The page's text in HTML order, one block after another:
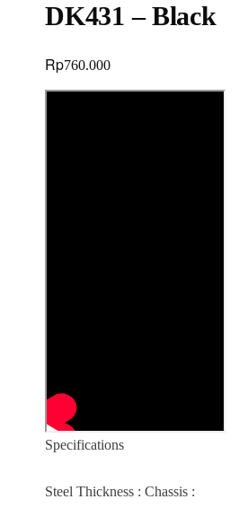
DK431 – Black
Rp760.000
Specifications
Steel Thickness : Chassis :